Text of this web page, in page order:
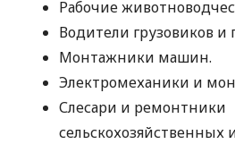
Рабочие
Водители грузовиков и
Монтажники машин.
Электромеханики и
Слесари и ремонтники